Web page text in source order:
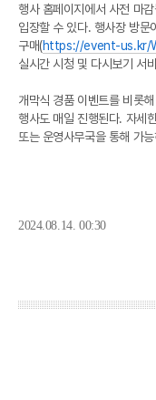
행사 홈페이지에서 사전 마
입장할 수 있다. 행사장 방문
구매(https://event-us.kr/
실시간 시청 및 다시보기 서
개막식 경품 이벤트를 비롯
행사도 매일 진행된다. 자세
또는 운영사무국을 통해
2024.08.14. 00:30